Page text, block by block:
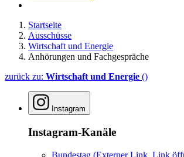
Startseite
Ausschüsse
Wirtschaft und Energie
Anhörungen und Fachgespräche
zurück zu: Wirtschaft und Energie ()
Instagram
Instagram-Kanäle
Bundestag (Externer Link, Link